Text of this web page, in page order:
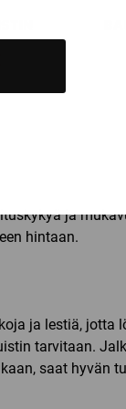
ja
hintaan.
ja lestiä, jotta
tarvitaan.
saat hyvän